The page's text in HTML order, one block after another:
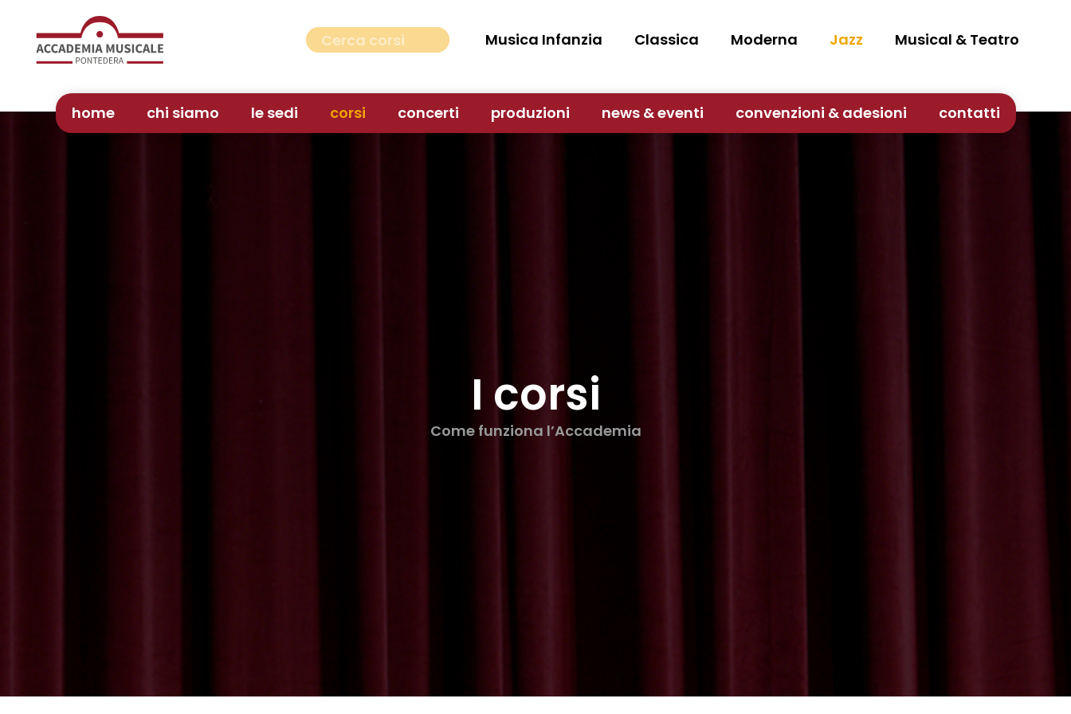
Musica Infanzia Classica Moderna Jazz Musical & Teatro
home chi siamo le sedi corsi concerti produzioni news & eventi convenzioni & adesioni contatti
I corsi
Come funziona l’Accademia